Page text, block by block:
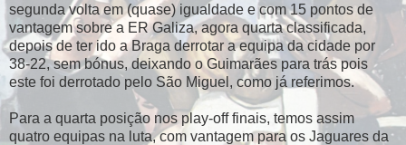
segunda volta em (quase) igualdade e com 15 pontos de
vantagem sobre a ER Galiza, agora quarta classificada,
depois de ter ido a Braga derrotar a equipa da cidade por
38-22, sem bónus, deixando o Guimarães para trás pois
este foi derrotado pelo São Miguel, como já referimos.
Para a quarta posição nos play-off finais, temos assim
quatro equipas na luta, com vantagem para os Jaguares da